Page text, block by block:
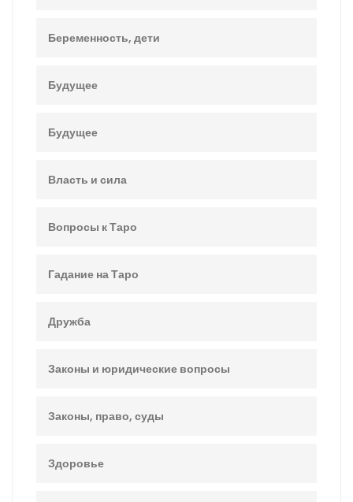
Беременность, дети
Будущее
Будущее
Власть и сила
Вопросы к Таро
Гадание на Таро
Дружба
Законы и юридические вопросы
Законы, право, суды
Здоровье